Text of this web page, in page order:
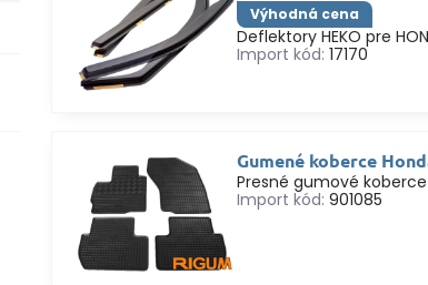
Výhodná cena
Deflektory HEKO pre
Import kód: 17170
Gumené koberce
Presné gumové
Import kód: 901085